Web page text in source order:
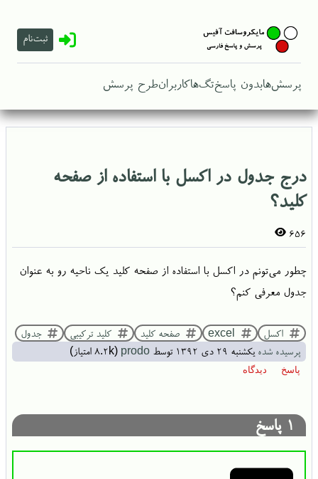
ثبت‌نام
پرسش‌هابدون پاسختگ‌هاکاربرانطرح پرسش
درج جدول در اکسل با استفاده از صفحه
کلید؟
656
چطور می‌تونم در اکسل با استفاده از صفحه کلید یک ناحیه رو به عنوان
جدول معرفی کنم؟
اکسل excel صفحه کلید کلید ترکیبی
جدول
پرسیده شده یکشنبه ۲۹ دی ۱۳۹۲ توسط prodo
(
8.2k امتیاز)
1 پاسخ